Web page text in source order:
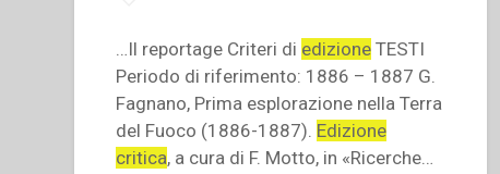
…Il reportage Criteri di edizione TESTI
Periodo di riferimento: 1886 – 1887 G.
Fagnano, Prima esplorazione nella Terra
del Fuoco (1886-1887). Edizione
critica, a cura di F. Motto, in «Ricerche…